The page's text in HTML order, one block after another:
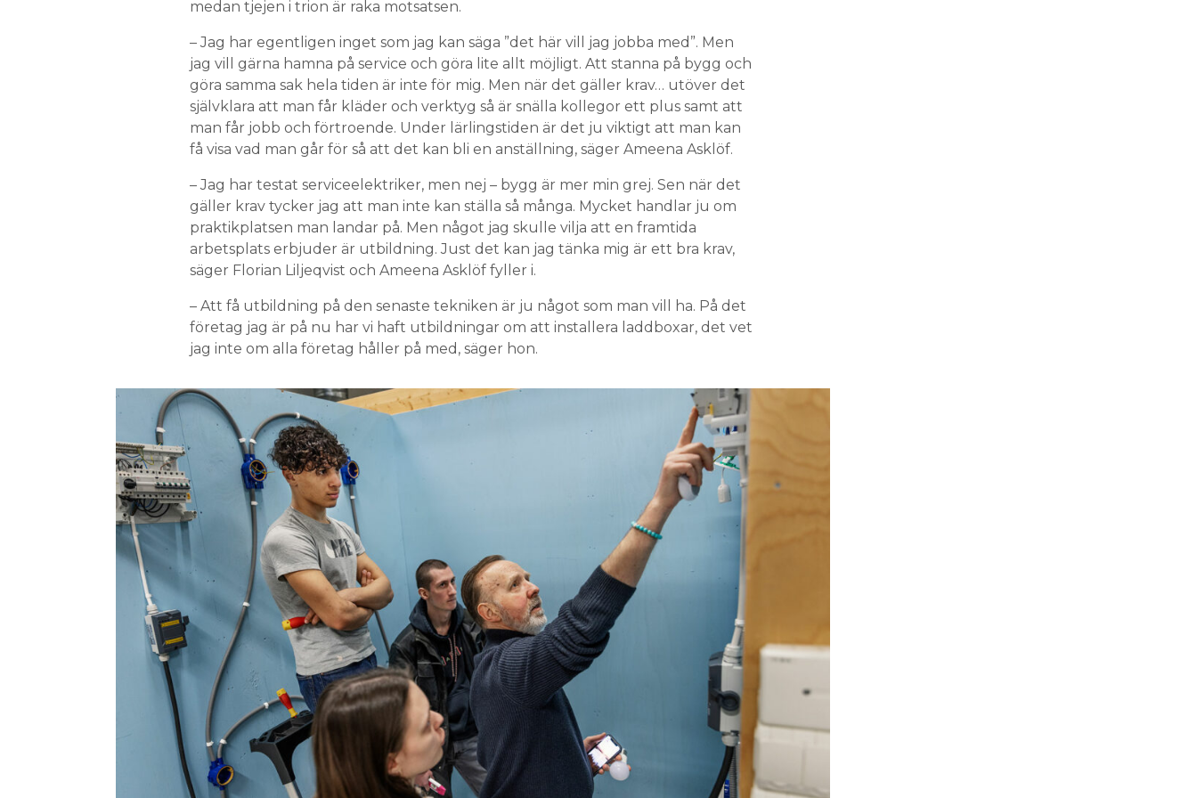
medan tjejen i trion är raka motsatsen.
– Jag har egentligen inget som jag kan säga ”det här vill jag jobba med”. Men
jag vill gärna hamna på service och göra lite allt möjligt. Att stanna på bygg och
göra samma sak hela tiden är inte för mig. Men när det gäller krav… utöver det
självklara att man får kläder och verktyg så är snälla kollegor ett plus samt att
man får jobb och förtroende. Under lärlingstiden är det ju viktigt att man kan
få visa vad man går för så att det kan bli en anställning, säger Ameena Asklöf.
– Jag har testat serviceelektriker, men nej – bygg är mer min grej. Sen när det
gäller krav tycker jag att man inte kan ställa så många. Mycket handlar ju om
praktikplatsen man landar på. Men något jag skulle vilja att en framtida
arbetsplats erbjuder är utbildning. Just det kan jag tänka mig är ett bra krav,
säger Florian Liljeqvist och Ameena Asklöf fyller i.
– Att få utbildning på den senaste tekniken är ju något som man vill ha. På det
företag jag är på nu har vi haft utbildningar om att installera laddboxar, det vet
jag inte om alla företag håller på med, säger hon.